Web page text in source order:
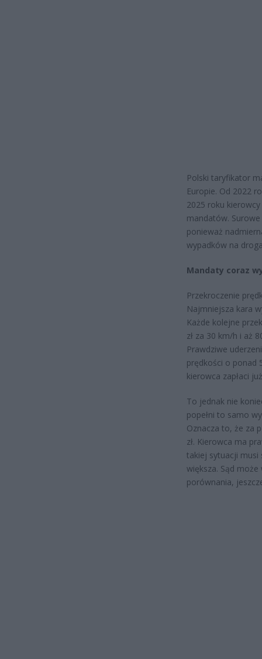
Polski taryfikator
Europie. Od 2022
2025 roku
mandatów.
ponieważ
wypadków na
Mandaty coraz
Przekroczenie
Najmniejsza kara
Każde kolejne
zł za 30 km/h i aż
Prawdziwe
prędkości o ponad
kierowca zapłaci
To jednak nie
popełni to samo
Oznacza to, że za
zł. Kierowca ma
takiej sytuacji musi
większa. Sąd
porównania,